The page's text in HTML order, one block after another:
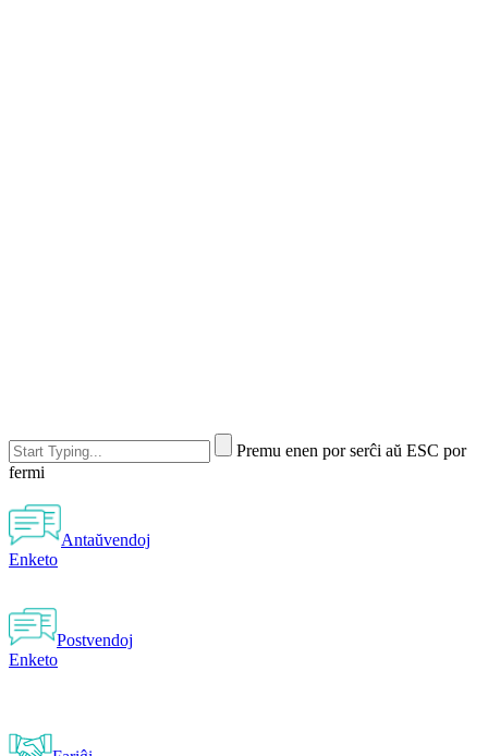
Premu enen por serĉi aŭ ESC por
fermi
Antaŭvendoj
Enketo
Postvendoj
Enketo